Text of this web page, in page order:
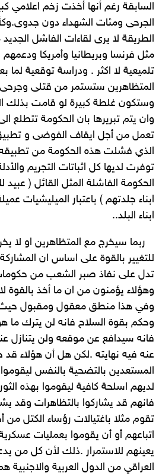
السابقة رغم أنها أخذت زخم اعلامي
الجرحى ومئات الشهداء دون
الطريقة لا يرى لقاءات الفاشل
مثل فرنسا وبريطانيا وأمريكا
المتظاهرين ستستمر من قتلى وجرحى
وستكون غلطة كبيرة لو قامت بذلك
وان يتم تبريرها بان الحكومة تتطلع
تعمل من أجل ايقاف الفوضى و
الذي فشلت هذه الحكومة من
توفرت لديها كل اثباتات التجريم
الحكومة الفاشلة المثل القائل (
ابناء جلدتهم ) باعتبار الميليشيات
ابناء البلد..
ربما سيخرج مع المتظاهرين او لا
للتغيير بالقوة على اساس ان
تدل على نفاذ صبر الشعب من
وهؤلاء يؤمنون من ان ما أخذ بالقوة
وفي هذا منطق معقول ومقبول
وحكم بقوة السلاح فانه لن يترك ما هو
فانه سيدافع عن موقعه ولن يتنازل
عنه فيه نهايته .لكن هل أن هؤلاء قد
المستعدين بالتضحية بالنفس ليقوموا
لديهم اسلحة كافية ليقوموا بهذه
فانهم قد يشاركوا بالتظاهرات وقد
تقوم مثلا باغتيالات رؤساء الكتل من
اتباعهم أو أن يقوموا بعمليات
يعينهم للاستمرار .ذلك لأن كل من
العراقي من الدول العربية والاجنبية